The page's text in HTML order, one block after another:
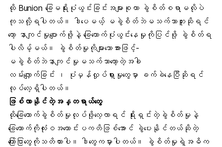
ထို Bunion ခြေမရိုးပုံယွင်းခြင်းအများစုဟာ ခွဲစိတ်စရာမလိုပဲ
ကုသလို့ရပါတယ်။ ဒါပေမယ့် မခွဲစိတ်ဘဲမသက်သာဘူးဆိုရင်
တော့ နာကျင်မှုပျောက်ဖို့နဲ့ ခြေထောက်ပုံယွင်းနေမှုကိုပြင်ဖို့ ခွဲစိတ်ရ
ပါလိမ့်မယ်။ ခွဲစိတ်မှုကိုများသောအားဖြင့်-
မခွဲစိတ်ဘဲနာကျင်မှုမသက်သာတော့တဲ့အခါ
လမ်းလျှောက်ခြင်း ၊ ပုံမှန်လှုပ်ရှားမှုတွေမှာ ခက်ခဲနေပြီဆိုရင်
လုပ်လေ့ရှိပါတယ်။
ဖြစ်လာနိုင်တဲ့အန္တရာယ်တွေ
ထိုခြေထောက်ခွဲစိတ်မှုလုပ်ဖို့လေ့လာရင် ရိုးရှင်းတဲ့ခွဲစိတ်မှုနဲ့
ခြေထောက်ကိုလုံးဝအကောင်းပကတိဖြစ်အောင် ခွဲပေးနိုင်တယ်ဆိုတဲ့
ကြော်ငြာတွေကိုသတိထားပါ။ ဒါတွေကမှားပါတယ်။ ခွဲစိတ်မှုရဲ့အဓိက